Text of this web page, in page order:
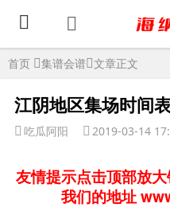
首页 集谱会谱 文章正文
江阴地区集场时间
吃瓜阿阳 2019-03-14
友情提示点击顶部放
我们的地址